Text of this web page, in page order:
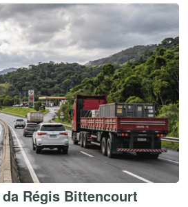
Régis Bittencourt